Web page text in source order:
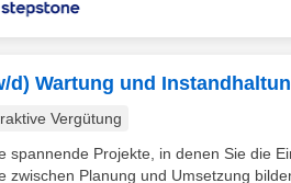
d) Wartung und
Vergütung
spannende Projekte, in denen Sie die
zwischen Planung und Umsetzung